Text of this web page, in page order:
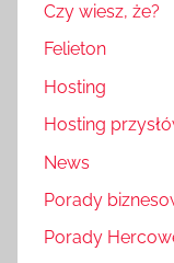
Czy wiesz, że?
Felieton
Hosting
Hosting
News
Porady
Porady